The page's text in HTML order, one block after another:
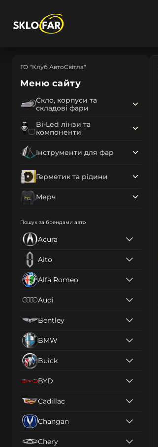
ГО "Клуб АвтоСвітла"
Меню сайту
Скло, корпуси та
складові фари
Bi-Led лінзи та
компоненти
Інструменти для фар
Герметик та рідини
Мерч
Пошук за брендами авто
Acura
Aito
Alfa Romeo
Audi
Bentley
BMW
Buick
BYD
Cadillac
Changan
Chery